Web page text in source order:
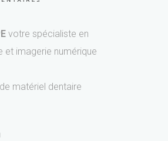
votre spécialiste en
et imagerie numérique
matériel dentaire